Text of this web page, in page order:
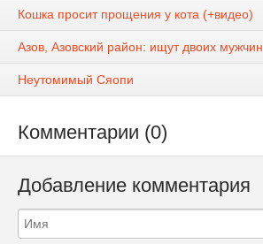
Кошка просит прощения у кота (+видео)
Азов, Азовский район: ищут двоих мужчин
Неутомимый Сяопи
Комментарии (0)
Добавление комментария